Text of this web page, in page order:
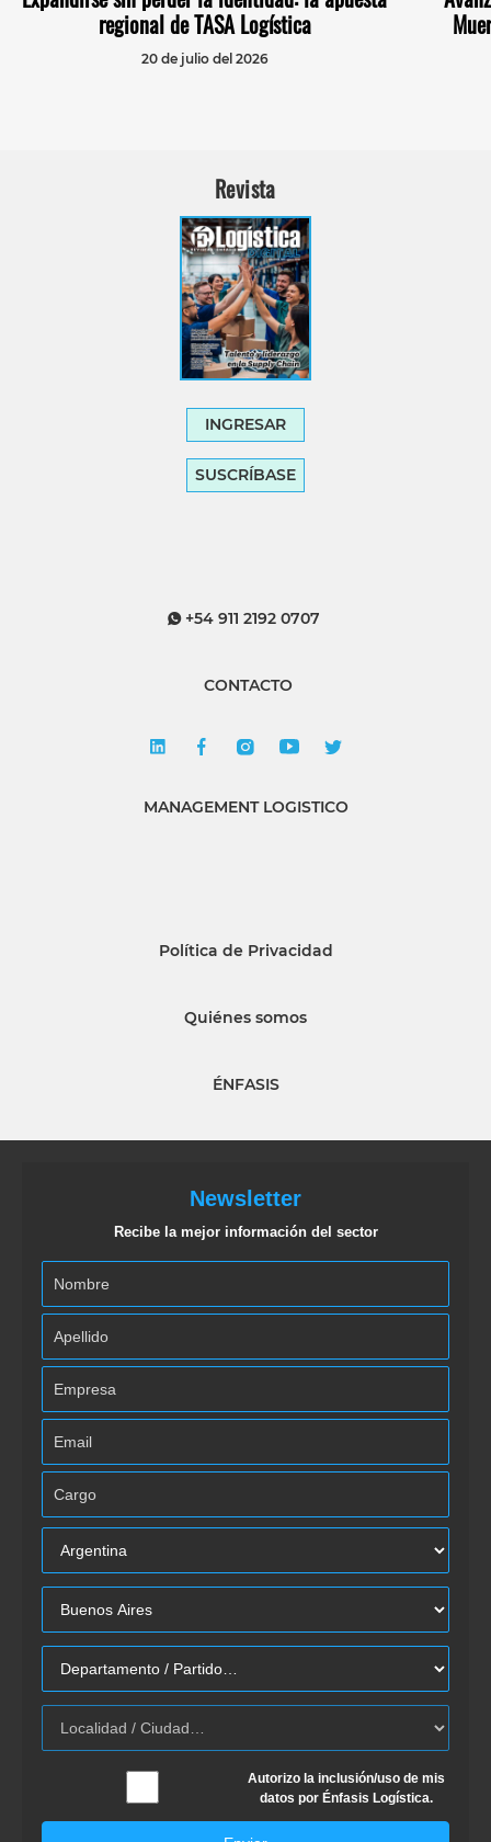
regional de TASA Logística
20 de julio del 2026
Revista
INGRESAR
SUSCRÍBASE
+54 911 2192 0707
CONTACTO
MANAGEMENT LOGISTICO
Política de Privacidad
Quiénes somos
ÉNFASIS
Newsletter
Recibe la mejor información del sector
Autorizo la inclusión/uso de mis
datos por Énfasis Logística.